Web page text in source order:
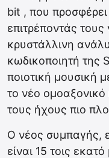
bit , που
επιτρέποντάς
κρυστάλλινη
κωδικοποιητή της
ποιοτική μουσική
το νέο
τους ήχους πιο
Ο νέος συμπαγής,
είναι 15 τοις